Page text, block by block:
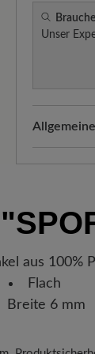
Unser
verlassen
aus 100%
Flach
Breite 6 mm